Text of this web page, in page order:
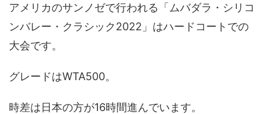
アメリカのサンノゼで行われる「ムバダラ・シリコ
ンバレー・クラシック2022」はハードコートでの
大会です。
グレードはWTA500。
時差は日本の方が16時間進んでいます。